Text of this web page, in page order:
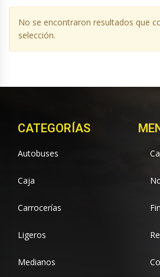
No se encontraron resultados que
selección.
CATEGORÍAS
Autobuses
Caja
Carrocerías
Ligeros
Medianos